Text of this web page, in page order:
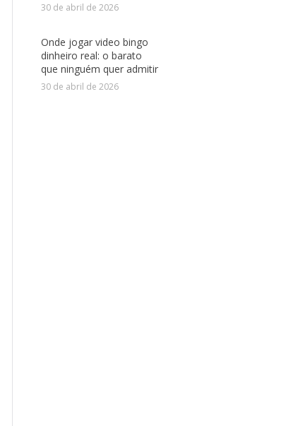
30 de abril de 2026
Onde jogar video bingo
dinheiro real: o barato
que ninguém quer admitir
30 de abril de 2026